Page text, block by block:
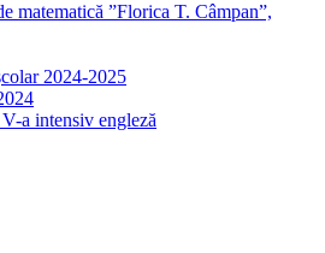
matematică ”Florica T. Câmpan”,
2024-2025
a intensiv engleză